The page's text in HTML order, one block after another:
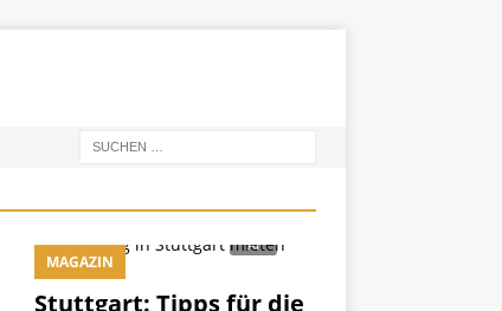
Stuttgart: Tipps für die
MAGAZIN